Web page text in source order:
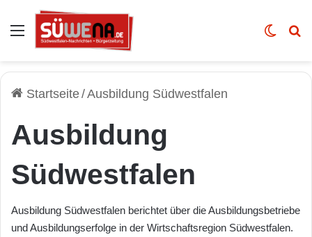
Auswahl Skin
Startseite/Ausbildung Südwestfalen
Ausbildung
Südwestfalen
Ausbildung Südwestfalen berichtet über die Ausbildungsbetriebe
und Ausbildungserfolge in der Wirtschaftsregion Südwestfalen.